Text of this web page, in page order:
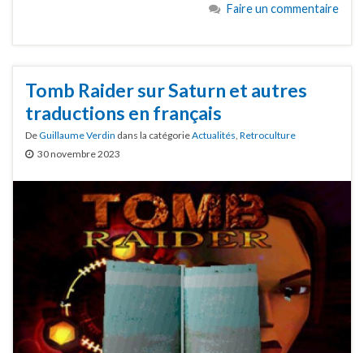
Faire un commentaire
Tomb Raider sur Saturn et autres
traductions en français
DeGuillaume Verdin dans la catégorieActualités, Retroculture
30 novembre 2023